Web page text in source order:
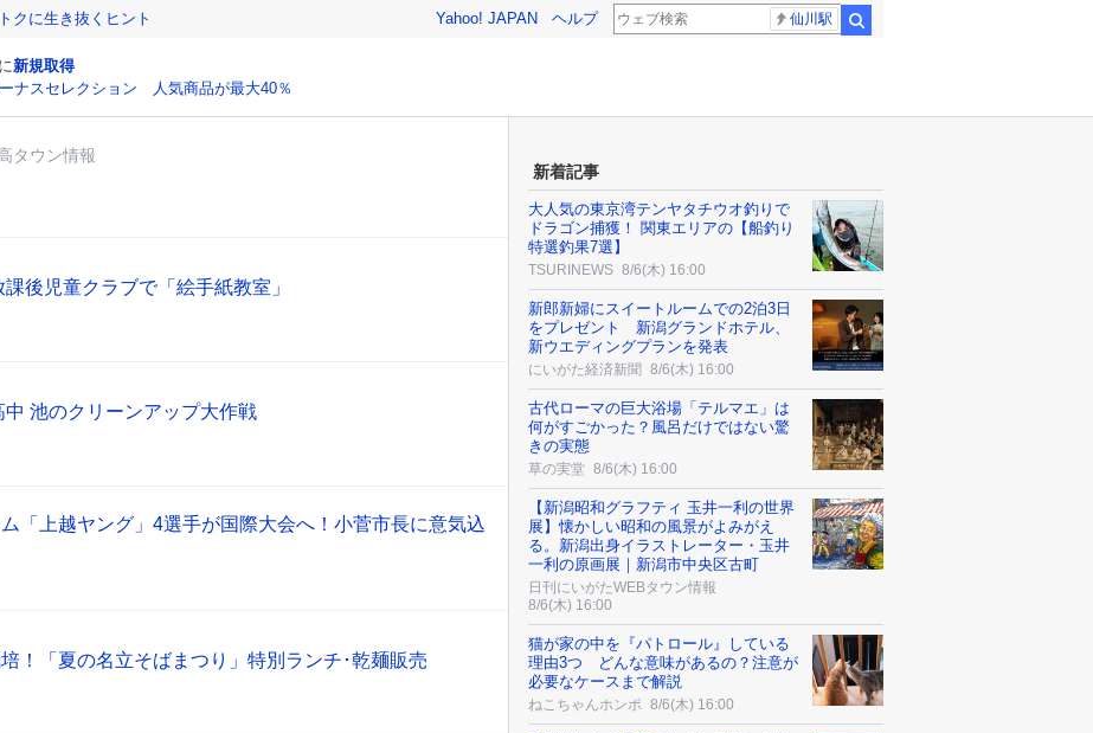
クに生き抜くヒント Yahoo! JAPAN ヘルプ 仙川駅
新規取得
ナスセレクション 人気商品が最大40％
タウン情報
後児童クラブで「絵手紙教室」
池のクリーンアップ大作戦
「上越ヤング」4選手が国際大会へ！小菅市長に意気込
！「夏の名立そばまつり」特別ランチ･乾麺販売
新着記事
大人気の東京湾テンヤタチウオ釣りで
ドラゴン捕獲！ 関東エリアの【船釣り
特選釣果7選】
TSURINEWS 8/6(木) 16:00
新郎新婦にスイートルームでの2泊3日
をプレゼント 新潟グランドホテル、
新ウエディングプランを発表
にいがた経済新聞 8/6(木) 16:00
古代ローマの巨大浴場「テルマエ」は
何がすごかった？風呂だけではない驚
きの実態
草の実堂 8/6(木) 16:00
【新潟昭和グラフティ 玉井一利の世界
展】懐かしい昭和の風景がよみがえ
る。新潟出身イラストレーター・玉井
一利の原画展｜新潟市中央区古町
日刊にいがたWEBタウン情報
8/6(木) 16:00
猫が家の中を『パトロール』している
理由3つ どんな意味があるの？注意が
必要なケースまで解説
ねこちゃんホンポ 8/6(木) 16:00